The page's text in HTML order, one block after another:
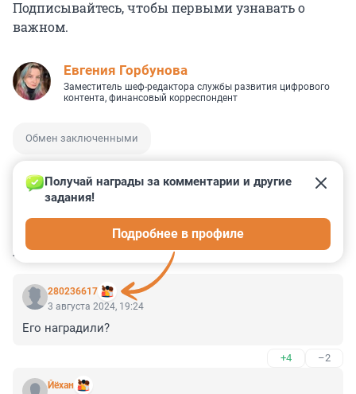
Подписывайтесь, чтобы первыми узнавать о
важном.
Евгения Горбунова
Заместитель шеф-редактора службы развития цифрового
контента, финансовый корреспондент
Обмен заключенными
КОММЕНТАРИИ 64
280236617
Получай награды за комментарии и другие
задания!
Подробнее в профиле
3 августа 2024, 19:24
Его наградили?
+4 –2
Йёхан